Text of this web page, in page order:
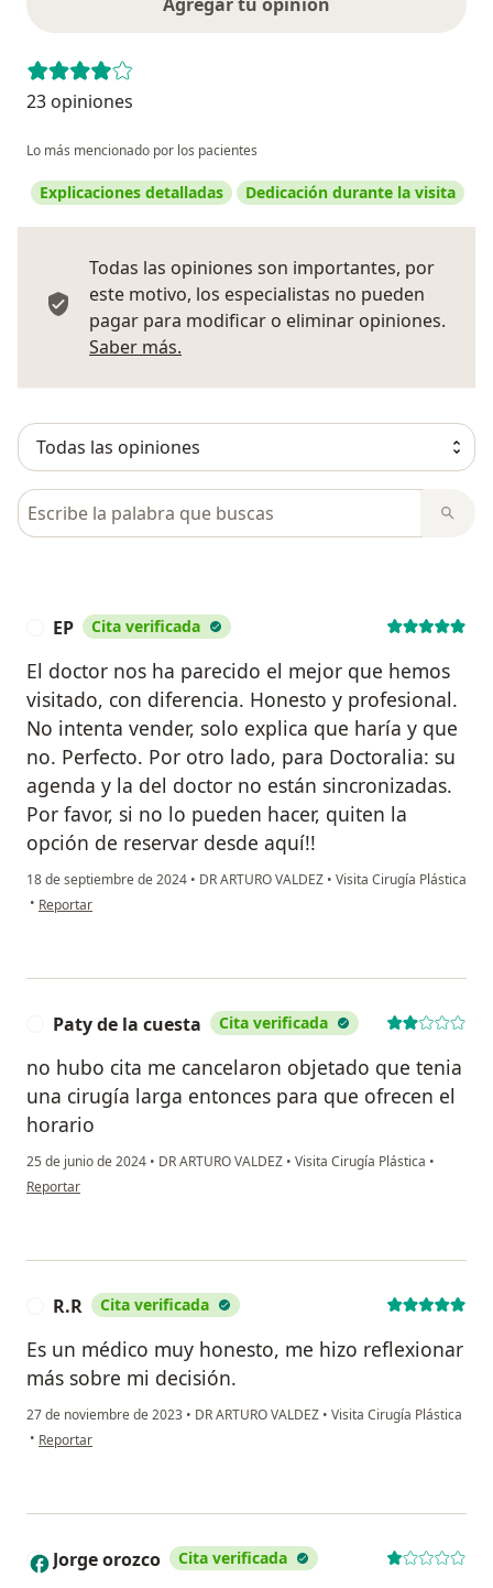
Agregar tu opinión
23 opiniones
Lo más mencionado por los pacientes
Explicaciones detalladas Dedicación durante la visita
Todas las opiniones son importantes, por
este motivo, los especialistas no pueden
pagar para modificar o eliminar opiniones.
Saber más.
Busca en opiniones
EP Cita verificada
El doctor nos ha parecido el mejor que hemos
visitado, con diferencia. Honesto y profesional.
No intenta vender, solo explica que haría y que
no. Perfecto. Por otro lado, para Doctoralia: su
agenda y la del doctor no están sincronizadas.
Por favor, si no lo pueden hacer, quiten la
opción de reservar desde aquí!!
18 de septiembre de 2024 • DR ARTURO VALDEZ • Visita Cirugía Plástica
• en opinión del usuario EP
Reportar
Paty de la cuesta Cita verificada
no hubo cita me cancelaron objetado que tenia
una cirugía larga entonces para que ofrecen el
horario
25 de junio de 2024 • DR ARTURO VALDEZ • Visita Cirugía Plástica •
en opinión del usuario Paty de la cuesta
Reportar
R.R Cita verificada
Es un médico muy honesto, me hizo reflexionar
más sobre mi decisión.
27 de noviembre de 2023 • DR ARTURO VALDEZ • Visita Cirugía Plástica
• en opinión del usuario R.R
Reportar
J Jorge orozco Cita verificada